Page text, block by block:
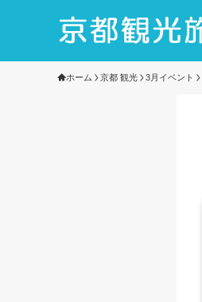
ホーム 京都 観光 3月イベント